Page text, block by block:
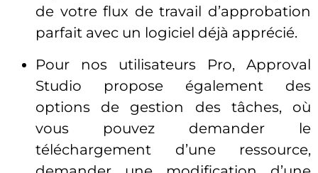
de votre flux de travail d’approbation
parfait avec un logiciel déjà apprécié.
Pour nos utilisateurs Pro, Approval
Studio propose également des
options de gestion des tâches, où
vous pouvez demander le
téléchargement d’une ressource,